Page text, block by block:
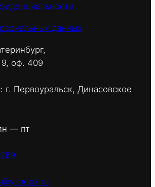
данных
оф. 409
г. Первоуральск, Динасовское
— пт